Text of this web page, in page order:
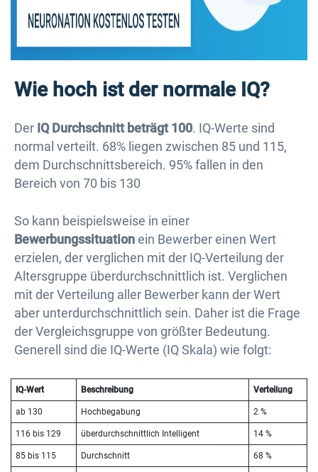
Wie hoch ist der normale IQ?
Der IQ Durchschnitt beträgt 100. IQ-Werte sind
normal verteilt. 68% liegen zwischen 85 und 115,
dem Durchschnittsbereich. 95% fallen in den
Bereich von 70 bis 130
So kann beispielsweise in einer
Bewerbungssituationein Bewerber einen Wert
erzielen, der verglichen mit der IQ-Verteilung der
Altersgruppe überdurchschnittlich ist. Verglichen
mit der Verteilung aller Bewerber kann der Wert
aber unterdurchschnittlich sein. Daher ist die Frage
der Vergleichsgruppe von größter Bedeutung.
Generell sind die IQ-Werte (IQ Skala) wie folgt:
IQ-Wert Beschreibung Verteilung
ab 130 Hochbegabung 2 %
116 bis 129 überdurchschnittlich Intelligent 14 %
85 bis 115 Durchschnitt 68 %